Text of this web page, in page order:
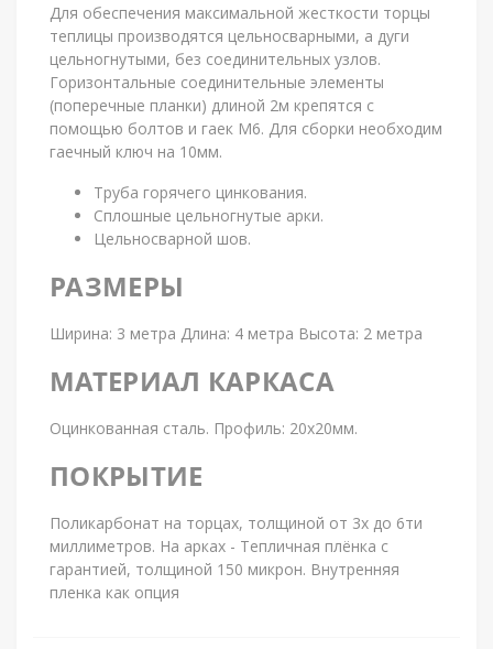
Для обеспечения максимальной жесткости торцы
теплицы производятся цельносварными, а дуги
цельногнутыми, без соединительных узлов.
Горизонтальные соединительные элементы
(поперечные планки) длиной 2м крепятся с
помощью болтов и гаек М6. Для сборки необходим
гаечный ключ на 10мм.
Труба горячего цинкования.
Сплошные цельногнутые арки.
Цельносварной шов.
РАЗМЕРЫ
Ширина: 3 метра Длина: 4 метра Высота: 2 метра
МАТЕРИАЛ КАРКАСА
Оцинкованная сталь. Профиль: 20х20мм.
ПОКРЫТИЕ
Поликарбонат на торцах, толщиной от 3х до 6ти
миллиметров. На арках - Тепличная плёнка с
гарантией, толщиной 150 микрон. Внутренняя
пленка как опция